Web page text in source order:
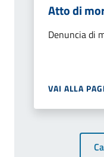
Atto di
Denuncia di
VAI ALLA